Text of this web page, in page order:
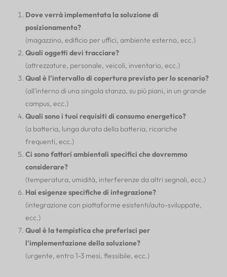
Dove verrà implementata la soluzione di
posizionamento?
(magazzino, edificio per uffici, ambiente esterno, ecc.)
Quali oggetti devi tracciare?
(attrezzature, personale, veicoli, inventario, ecc.)
Qual è l'intervallo di copertura previsto per lo scenario?
(all'interno di una singola stanza, su più piani, in un grande
campus, ecc.)
Quali sono i tuoi requisiti di consumo energetico?
(a batteria, lunga durata della batteria, ricariche
frequenti, ecc.)
Ci sono fattori ambientali specifici che dovremmo
considerare?
(temperatura, umidità, interferenze da altri segnali, ecc.)
Hai esigenze specifiche di integrazione?
(integrazione con piattaforme esistenti/auto-sviluppate,
ecc.)
Qual è la tempistica che preferisci per
l'implementazione della soluzione?
(urgente, entro 1-3 mesi, flessibile, ecc.)